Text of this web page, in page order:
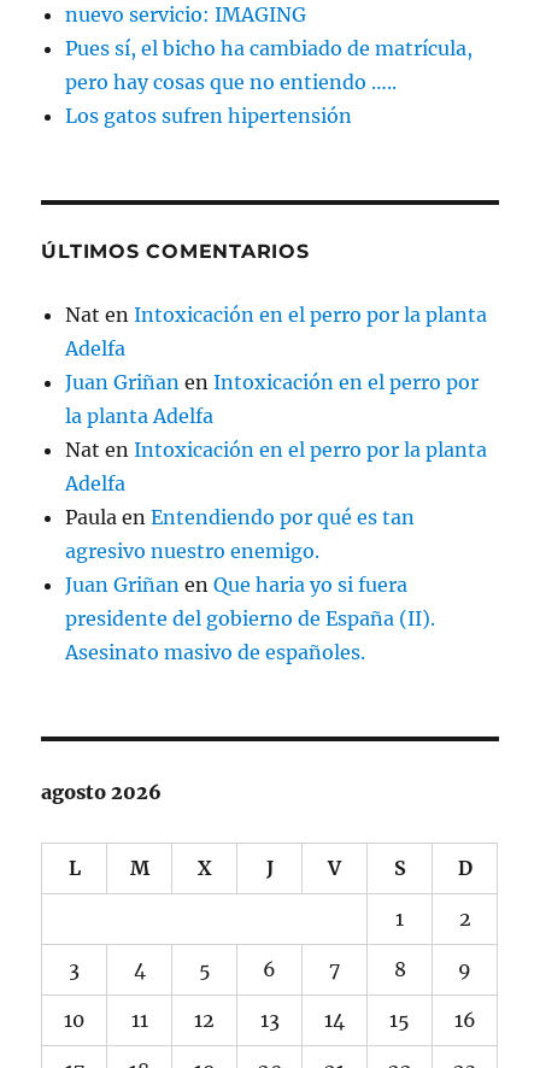
nuevo servicio: IMAGING
Pues sí, el bicho ha cambiado de matrícula,
pero hay cosas que no entiendo …..
Los gatos sufren hipertensión
ÚLTIMOS COMENTARIOS
Nat enIntoxicación en el perro por la planta
Adelfa
Juan Griñan enIntoxicación en el perro por
la planta Adelfa
Nat enIntoxicación en el perro por la planta
Adelfa
Paula enEntendiendo por qué es tan
agresivo nuestro enemigo.
Juan Griñan enQue haria yo si fuera
presidente del gobierno de España (II).
Asesinato masivo de españoles.
agosto 2026
L M X J V S D
1 2
3 4 5 6 7 8 9
10 11 12 13 14 15 16